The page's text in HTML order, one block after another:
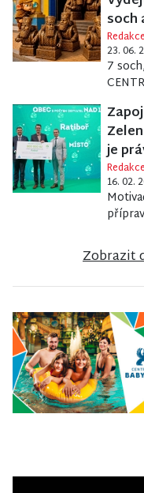
soch
23. 06.
7
je
16. 02.
Zobrazit